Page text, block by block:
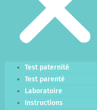
Test paternité
Test parenté
Laboratoire
Instructions